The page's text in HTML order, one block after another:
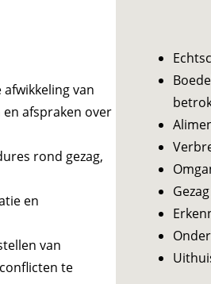
van
afspraken over
rond gezag,
en
van
te
Gezag